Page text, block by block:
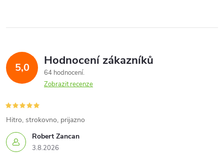
5,0 Hodnocení zákazníků
64 hodnocení
Zobrazit recenze
Robert Zancan
3.8.2026
Hitro, strokovno, prijazno